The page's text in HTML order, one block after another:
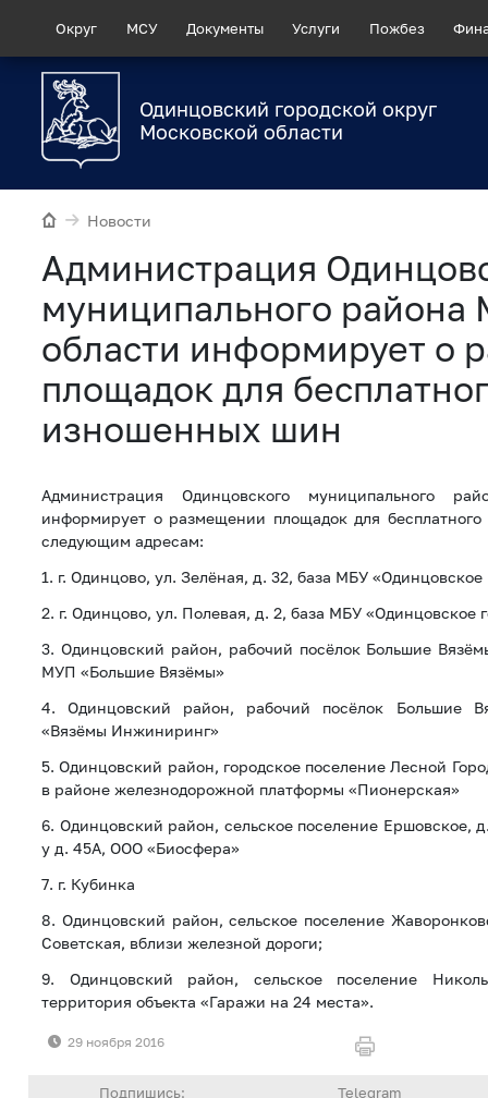
Округ МСУ Документы Услуги Пожбез
Одинцовский городской округ
Московской области
Новости
Администрация
муниципального района
области информирует о
площадок для
изношенных шин
Администрация Одинцовского муниципального
информирует о размещении площадок для
следующим адресам:
1. г. Одинцово, ул. Зелёная, д. 32, база МБУ «Одинцовское
2. г. Одинцово, ул. Полевая, д. 2, база МБУ «Одинцовское
3. Одинцовский район, рабочий посёлок Большие
МУП «Большие Вязёмы»
4. Одинцовский район, рабочий посёлок Большие
«Вязёмы Инжиниринг»
5. Одинцовский район, городское поселение Лесной
в районе железнодорожной платформы «Пионерская»
6. Одинцовский район, сельское поселение Ершовское,
у д. 45А, ООО «Биосфера»
7. г. Кубинка
8. Одинцовский район, сельское поселение
Советская, вблизи железной дороги;
9. Одинцовский район, сельское поселение
территория объекта «Гаражи на 24 места».
29 ноября 2016